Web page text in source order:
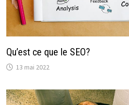
Qu’est ce que le SEO?
13 mai 2022